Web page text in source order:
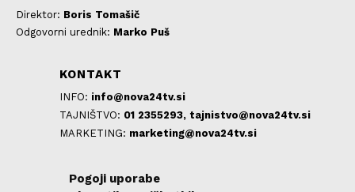
Direktor: Boris Tomašič
Odgovorni urednik: Marko Puš
KONTAKT
INFO: info@nova24tv.si
TAJNIŠTVO: 01 2355293, tajnistvo@nova24tv.si
MARKETING: marketing@nova24tv.si
Pogoji uporabe